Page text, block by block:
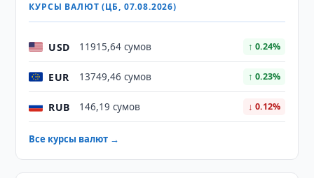
КУРСЫ ВАЛЮТ (ЦБ, 07.08.2026)
USD 11915,64 сумов ↑ 0.24%
EUR 13749,46 сумов ↑ 0.23%
RUB 146,19 сумов ↓ 0.12%
Все курсы валют →